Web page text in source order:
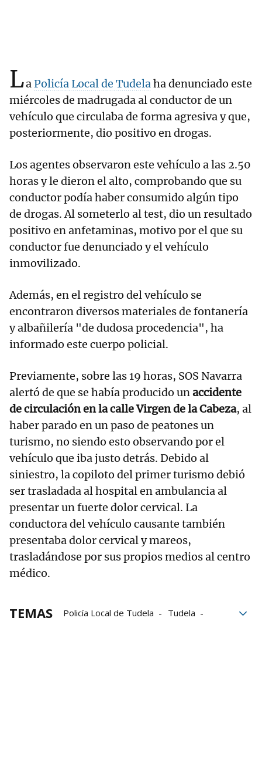
LaPolicía Local de Tudelaha denunciado este
miércoles de madrugada al conductor de un
vehículo que circulaba de forma agresiva y que,
posteriormente, dio positivo en drogas.
Los agentes observaron este vehículo a las 2.50
horas y le dieron el alto, comprobando que su
conductor podía haber consumido algún tipo
de drogas. Al someterlo al test, dio un resultado
positivo en anfetaminas, motivo por el que su
conductor fue denunciado y el vehículo
inmovilizado.
Además, en el registro del vehículo se
encontraron diversos materiales de fontanería
y albañilería "de dudosa procedencia", ha
informado este cuerpo policial.
Previamente, sobre las 19 horas, SOS Navarra
alertó de que se había producido unaccidente
de circulación en la calle Virgen de la Cabeza, al
haber parado en un paso de peatones un
turismo, no siendo esto observando por el
vehículo que iba justo detrás. Debido al
siniestro, la copiloto del primer turismo debió
ser trasladada al hospital en ambulancia al
presentar un fuerte dolor cervical. La
conductora del vehículo causante también
presentaba dolor cervical y mareos,
trasladándose por sus propios medios al centro
médico.
TEMAS Policía Local de Tudela
Tudela